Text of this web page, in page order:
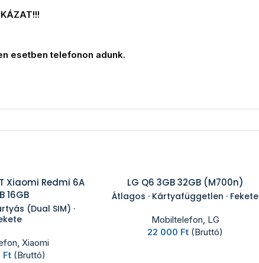
esetben telefonon adunk.
Xiaomi Redmi 6A
16GB
(Dual SIM) ·
,Xiaomi
Ft (Bruttó)
LG Q6 3GB 32GB (M700n)
Átlagos · Kártyafüggetlen · Fekete
Mobiltelefon, LG
22 000 Ft (Bruttó)